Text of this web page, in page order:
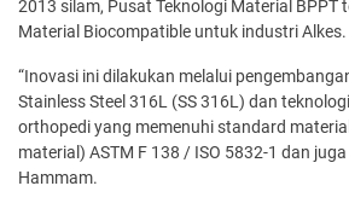
2013 silam, Pusat Teknologi Material BPPT
Material Biocompatible untuk industri Alkes.
“Inovasi ini dilakukan melalui
Stainless Steel 316L (SS 316L) dan
orthopedi yang memenuhi standard
material) ASTM F 138 / ISO 5832-1 dan juga
Hammam.